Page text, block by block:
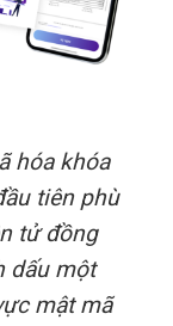
hóa khóa
tiên phù
tử đồng
dấu một
mật mã